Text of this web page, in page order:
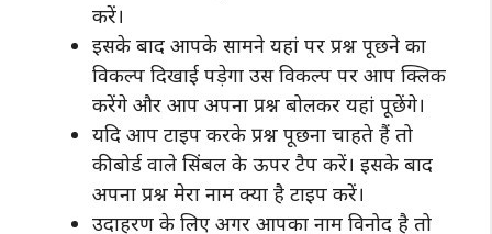
करें।
इसके बाद आपके सामने यहां पर प्रश्न पूछने का
विकल्प दिखाई पड़ेगा उस विकल्प पर आप क्लिक
करेंगे और आप अपना प्रश्न बोलकर यहां पूछेंगे।
यदि आप टाइप करके प्रश्न पूछना चाहते हैं तो
कीबोर्ड वाले सिंबल के ऊपर टैप करें। इसके बाद
अपना प्रश्न मेरा नाम क्या है टाइप करें।
उदाहरण के लिए अगर आपका नाम विनोद है तो